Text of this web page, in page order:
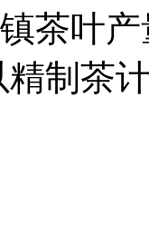
茶叶
制茶